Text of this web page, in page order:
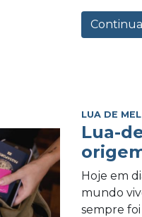
LUA DE MEL
Lua-
Hoje em
mundo
sempre foi